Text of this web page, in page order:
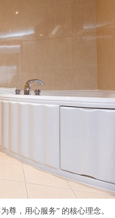
尊，用心服务” 的核心理念。